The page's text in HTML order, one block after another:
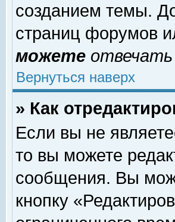
созданием темы.
страниц форумов
можете
Вернуться наверх
» Как
Если вы не
то вы можете
сообщения. Вы
кнопку